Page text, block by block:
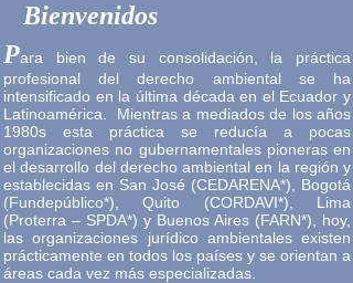
Bienvenidos
Para bien de su consolidación, la práctica
profesional del derecho ambiental se ha
intensificado en la última década en el Ecuador y
Latinoamérica. Mientras a mediados de los años
1980s esta práctica se reducía a pocas
organizaciones no gubernamentales pioneras en
el desarrollo del derecho ambiental en la región y
establecidas en San José (CEDARENA*), Bogotá
(Fundepúblico*), Quito (CORDAVI*), Lima
(Proterra – SPDA*) y Buenos Aires (FARN*), hoy,
las organizaciones jurídico ambientales existen
prácticamente en todos los países y se orientan a
áreas cada vez más especializadas.